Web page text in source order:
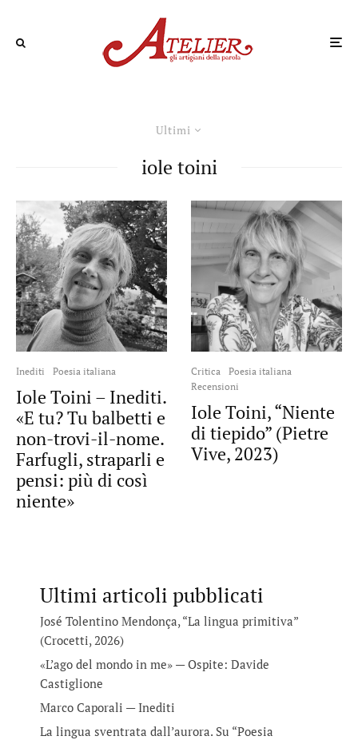
Ultimi
iole toini
Inediti Poesia italiana
Iole Toini – Inediti.
«E tu? Tu balbetti e
non-trovi-il-nome.
Farfugli, straparli e
pensi: più di così
niente»
Critica
Poesia italiana
Recensioni
Iole Toini, “Niente
di tiepido” (Pietre
Vive, 2023)
Ultimi articoli pubblicati
José Tolentino Mendonça, “La lingua primitiva”
(Crocetti, 2026)
«L’ago del mondo in me» — Ospite: Davide
Castiglione
Marco Caporali — Inediti
La lingua sventrata dall’aurora. Su “Poesia